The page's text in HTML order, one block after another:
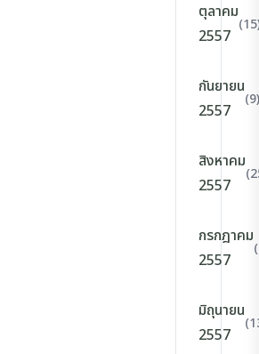
ตุลาคม
2557
กันยายน
2557
(9)
สิงหาคม
2557
กรกฎาคม
2557
มิถุนายน
2557